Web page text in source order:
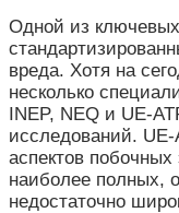
Одной из ключевых
вреда. Хотя на
несколько
INEP, NEQ и UE-
исследований.
аспектов
наиболее полных,
недостаточно